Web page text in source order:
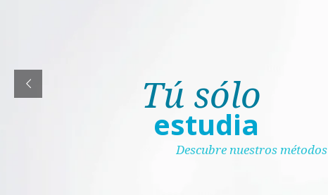
Tú sólo
estudia
Descubre nuestros métodos